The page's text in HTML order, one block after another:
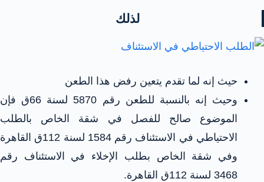
لذلك
حيث إنه لما تقدم يتعين رفض هذا الطعن
وحيث إنه بالنسبة للطعن رقم 5870 لسنة 66ق فإن
الموضوع صالح للفصل في شقة الخاص بالطلب
الاحتياطي في الاستئناف رقم 1584 لسنة 112ق القاهرة
وفي شقة الخاص بطلب الإخلاء في الاستئناف رقم
3468 لسنة 112ق القاهرة.